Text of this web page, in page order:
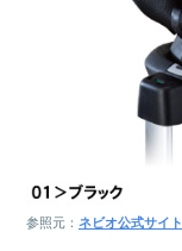
参照元： ネビオ公式サイト